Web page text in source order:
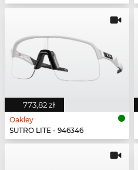
773,82 zł
Oakley
SUTRO LITE - 946346